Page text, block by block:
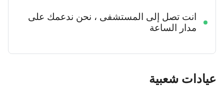
انت تصل إلى المستشفى ، نحن ندعمك على
مدار الساعة
عيادات شعبية